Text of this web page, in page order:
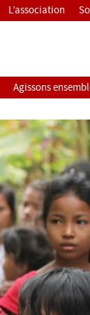
Agissons
L’association